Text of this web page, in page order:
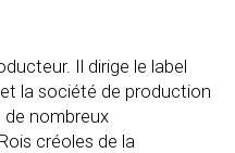
Il dirige le label
et la société de production
de nombreux
créoles de la